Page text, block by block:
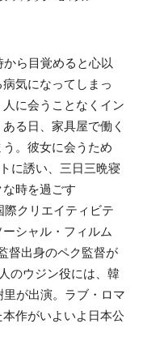
ら目覚めると心以
気になってしまっ
に会うことなくイン
る日、家具屋で働く
。彼女に会うため
に誘い、三日三晩寝
時を過ごす
際クリエイティビテ
シャル・フィルム
督出身のペク監督が
のウジン役には、韓
が出演。ラブ・ロマ
作がいよいよ日本公